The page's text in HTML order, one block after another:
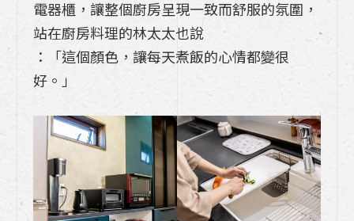
電器櫃，讓整個廚房呈現一致而舒服的氛圍，
站在廚房料理的林太太也說
：「這個顏色，讓每天煮飯的心情都變很
好。」